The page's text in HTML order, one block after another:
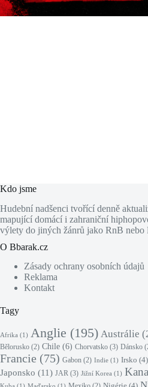
Kdo jsme
Hudební nadšenci tvořící denně
mapující domácí i zahraniční
výlety do jiných žánrů jako RnB nebo
O Bbarak.cz
Zásady ochrany osobních údajů
Reklama
Kontakt
Tagy
Afrika (1) Anglie (195) Austrálie
Bělorusko (2) Chile (6) Chorvatsko (3) Dánsko
Francie (75) Gabon (2) Indie (1) Irsko (4)
Japonsko (11) JAR (3) Jižní Korea (1)